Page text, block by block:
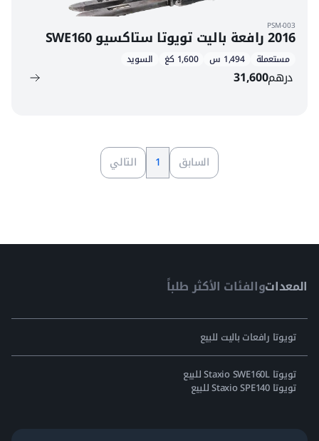
PSM-003
2016 رافعة باليت تويوتا ستاكسيو SWE160
مستعملة 1,494 س 1,600 كغ السويد
درهم31,600
السابق 1 التالي
المعداتوالفئات الأكثر طلباً
تويوتا رافعات باليت للبيع
تويوتا Staxio SWE160L للبيع
تويوتا Staxio SPE140 للبيع